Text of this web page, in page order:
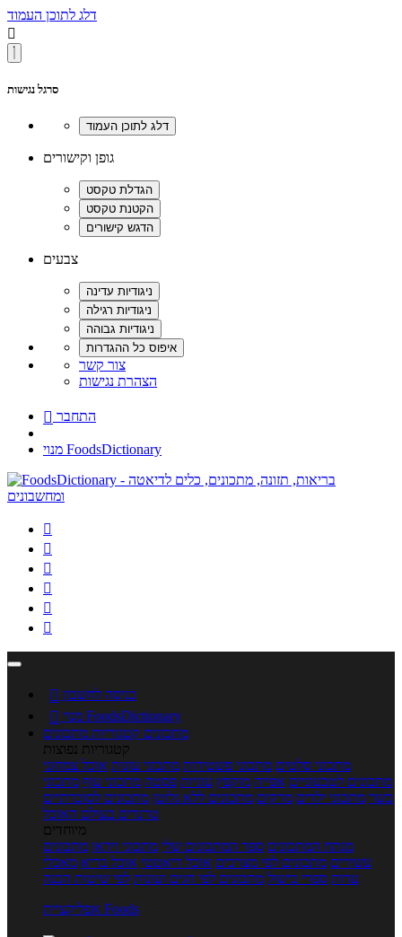
דלג לתוכן העמוד

סרגל נגישות
גופן וקישורים
צבעים
צור קשר
הצהרת נגישות
 התחבר
מנוי FoodsDictionary






 כניסה לחשבון

מנוי FoodsDictionary
מתכונים קטגוריות מתכונים
קטגוריות נפוצות
מתכוני סלטים מתכוני פשטידות מתכוני עוגות אוכל צמחוני
מתכונים לטבעוניים אפייה מוקפץ עוגיות פסטה מתכוני עוף מתכוני
בשר מתכוני ילדים מרקים מתכונים ללא גלוטן מתכונים לסוכרתיים
טרנדים בעולם האוכל
מיוחדים
מנתח המתכונים ספר המתכונים שלי מתכוני וידאו מתכונים
עשירים מתכונים לפי מצרכים אוכל דיאטטי אוכל בריא מאכלי
עדות ספרי בישול מתכונים לפי חגים ועונות לפי שיטות הכנה
אפליקציית Foods